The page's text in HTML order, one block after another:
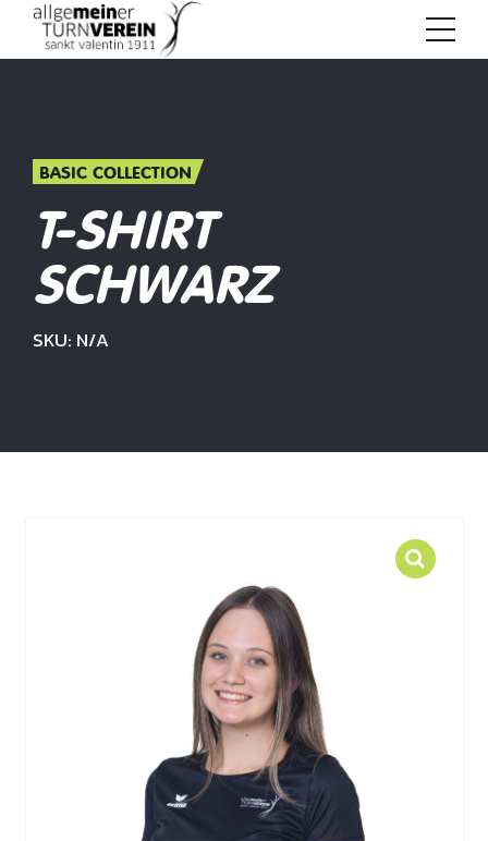
BASIC COLLECTION
T-SHIRT
SCHWARZ
SKU: N/A